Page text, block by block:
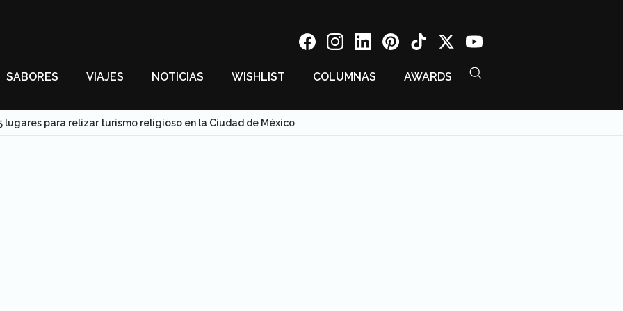
SABORES VIAJES NOTICIAS WISHLIST COLUMNAS AWARDS
lugares para relizar turismo religioso en la Ciudad de México